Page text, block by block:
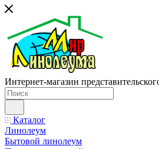
Интернет-магазин
Каталог
Линолеум
Бытовой линолеум